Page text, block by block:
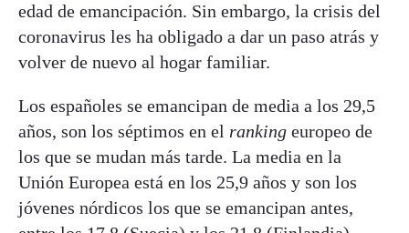
edad de emancipación. Sin embargo, la crisis del
coronavirus les ha obligado a dar un paso atrás y
volver de nuevo al hogar familiar.
Los españoles se emancipan de media a los 29,5
años, son los séptimos en el ranking europeo de
los que se mudan más tarde. La media en la
Unión Europea está en los 25,9 años y son los
jóvenes nórdicos los que se emancipan antes,